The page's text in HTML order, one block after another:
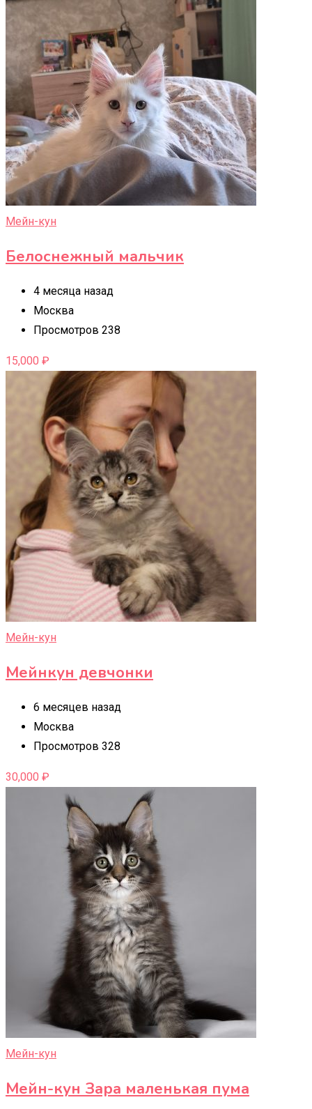
Мейн-кун
Белоснежный мальчик
4 месяца назад
Москва
Просмотров 238
15,000 ₽
Мейн-кун
Мейнкун девчонки
6 месяцев назад
Москва
Просмотров 328
30,000 ₽
Мейн-кун
Мейн-кун Зара маленькая пума